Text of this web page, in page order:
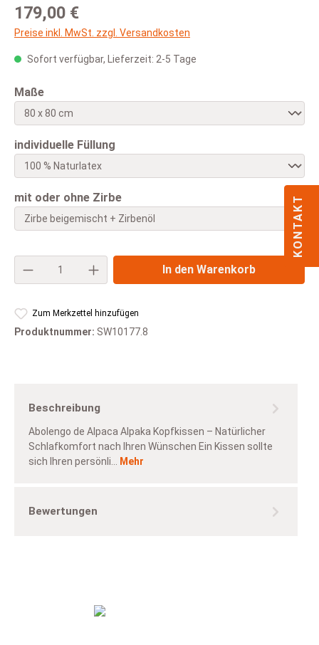
Regulärer Preis:
179,00 €
Preise inkl. MwSt. zzgl. Versandkosten
Sofort verfügbar, Lieferzeit: 2-5 Tage
Maßeauswählen
individuelle Füllung
mit oder ohne Zirbeauswählen
Produkt Anzahl: Gib den gewünschten
In den Warenkorb
Zum Merkzettel hinzufügen
Produktnummer: SW10177.8
Beschreibung
Abolengo de Alpaca Alpaka Kopfkissen – Natürlicher
Schlafkomfort nach Ihren Wünschen Ein Kissen sollte
sich Ihren persönli…
Mehr
Bewertungen
KONTAKT